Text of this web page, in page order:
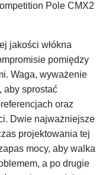
Pole CMX2
jakości włókna
pomiędzy
Waga, wyważenie
aby sprostać
oraz
Dwie najważniejsze
projektowania tej
mocy, aby walka
a po drugie